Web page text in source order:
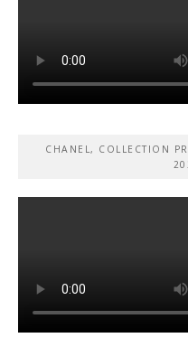
CHANEL, COLLECTION